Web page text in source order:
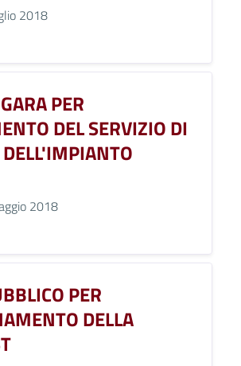
2018
PER
DEL SERVIZIO DI
2018
PER
DELLA